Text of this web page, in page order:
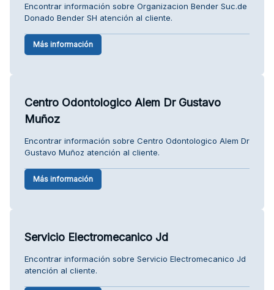
Encontrar información sobre Organizacion Bender Suc.de
Donado Bender SH atención al cliente.
Más información
Centro Odontologico Alem Dr Gustavo
Muñoz
Encontrar información sobre Centro Odontologico Alem Dr
Gustavo Muñoz atención al cliente.
Más información
Servicio Electromecanico Jd
Encontrar información sobre Servicio Electromecanico Jd
atención al cliente.